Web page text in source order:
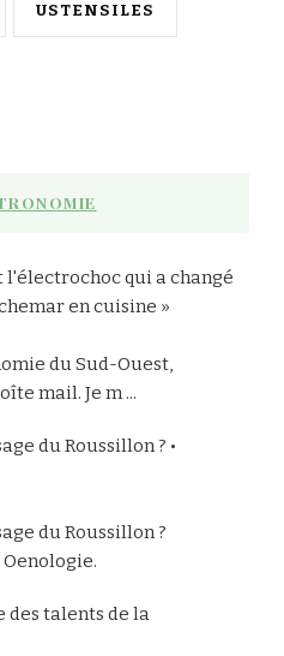
USTENSILES
l'électrochoc qui a changé
en cuisine »
du Sud-Ouest,
mail. Je m ...
du Roussillon ? •
du Roussillon ?
des talents de la